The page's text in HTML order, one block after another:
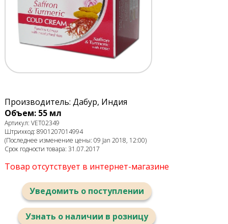
Производитель: Дабур, Индия
Объем: 55 мл
Артикул: VET02349
Штрихкод: 8901207014994
(Последнее изменение цены: 09 Jan 2018, 12:00)
Срок годности товара: 31.07.2017
Товар отсутствует в интернет-магазине
Уведомить о поступлении
Узнать о наличии в розницу